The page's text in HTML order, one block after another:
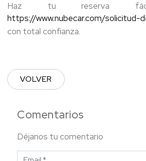
Comentarios
Déjanos tu comentario
Haz tu reserva
https://www.nubecar.com/solicitud-
con total confianza.
VOLVER